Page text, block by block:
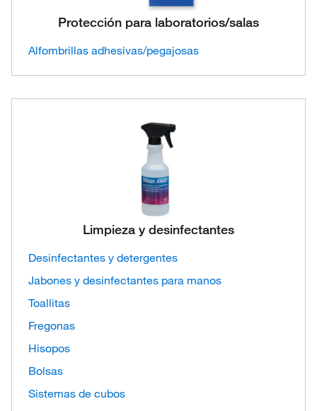
Protección para laboratorios/salas
Alfombrillas adhesivas/pegajosas
Limpieza y desinfectantes
Desinfectantes y detergentes
Jabones y desinfectantes para manos
Toallitas
Fregonas
Hisopos
Bolsas
Sistemas de cubos